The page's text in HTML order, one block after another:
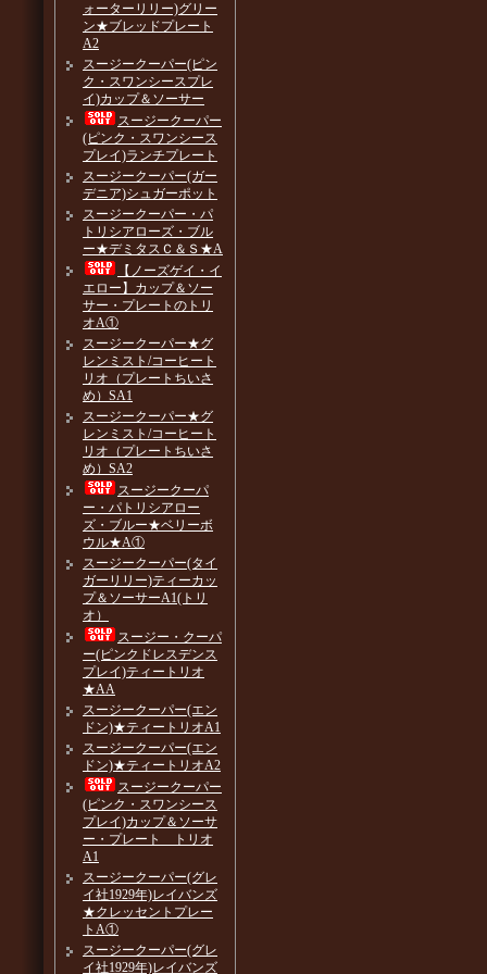
ォーターリリー)グリー
ン★ブレッドプレート
A2
スージークーパー(ピン
ク・スワンシースプレ
イ)カップ＆ソーサー
スージークーパー
(ピンク・スワンシース
プレイ)ランチプレート
スージークーパー(ガー
デニア)シュガーポット
スージークーパー・パ
トリシアローズ・ブル
ー★デミタスＣ＆Ｓ★A
【ノーズゲイ・イ
エロー】カップ＆ソー
サー・プレートのトリ
オA①
スージークーパー★グ
レンミスト/コーヒート
リオ（プレートちいさ
め）SA1
スージークーパー★グ
レンミスト/コーヒート
リオ（プレートちいさ
め）SA2
スージークーパ
ー・パトリシアロー
ズ・ブルー★ベリーボ
ウル★A①
スージークーパー(タイ
ガーリリー)ティーカッ
プ＆ソーサーA1(トリ
オ）
スージー・クーパ
ー(ピンクドレスデンス
プレイ)ティートリオ
★AA
スージークーパー(エン
ドン)★ティートリオA1
スージークーパー(エン
ドン)★ティートリオA2
スージークーパー
(ピンク・スワンシース
プレイ)カップ＆ソーサ
ー・プレート トリオ
A1
スージークーパー(グレ
イ社1929年)レイバンズ
★クレッセントプレー
トA①
スージークーパー(グレ
イ社1929年)レイバンズ